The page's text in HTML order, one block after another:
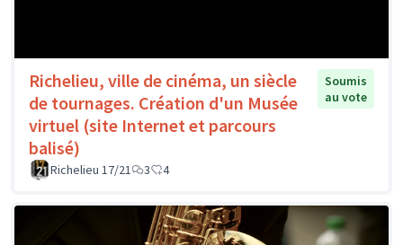
Richelieu, ville de cinéma, un siècle
de tournages. Création d'un Musée
virtuel (site Internet et parcours
balisé)
Soumis
au vote
Richelieu 17/21 3 4